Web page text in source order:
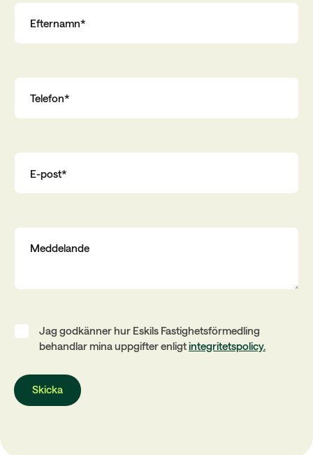
Jag godkänner hur Eskils Fastighetsförmedling
behandlar mina uppgifter enligtintegritetspolicy.